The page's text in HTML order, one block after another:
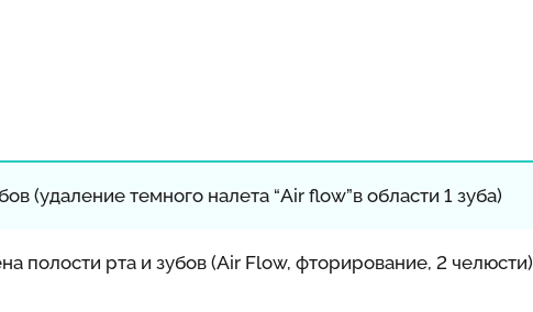
(удаление темного налета “Air flow”в области 1 зуба)
полости рта и зубов (Air Flow, фторирование, 2 челюсти)